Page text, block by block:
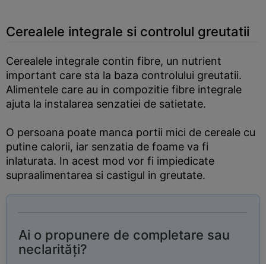
Cerealele integrale si controlul greutatii
Cerealele integrale contin fibre, un nutrient
important care sta la baza controlului greutatii.
Alimentele care au in compozitie fibre integrale
ajuta la instalarea senzatiei de satietate.
O persoana poate manca portii mici de cereale cu
putine calorii, iar senzatia de foame va fi
inlaturata. In acest mod vor fi impiedicate
supraalimentarea si castigul in greutate.
Ai o propunere de completare sau
neclarități?